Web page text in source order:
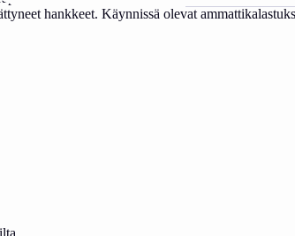
hankkeet. Käynnissä olevat